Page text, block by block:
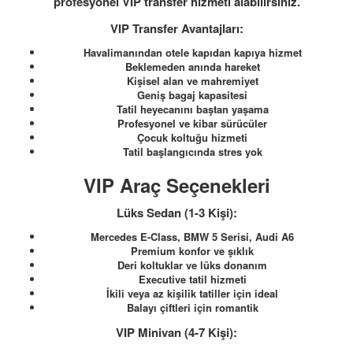
VIP Transfer Avantajları:
Havalimanından otele kapıdan kapıya hizmet
Beklemeden anında hareket
Kişisel alan ve mahremiyet
Geniş bagaj kapasitesi
Tatil heyecanını baştan yaşama
Profesyonel ve kibar sürücüler
Çocuk koltuğu hizmeti
Tatil başlangıcında stres yok
VIP Araç Seçenekleri
Lüks Sedan (1-3 Kişi):
Mercedes E-Class, BMW 5 Serisi, Audi A6
Premium konfor ve şıklık
Deri koltuklar ve lüks donanım
Executive tatil hizmeti
İkili veya az kişilik tatiller için ideal
Balayı çiftleri için romantik
VIP Minivan (4-7 Kişi):